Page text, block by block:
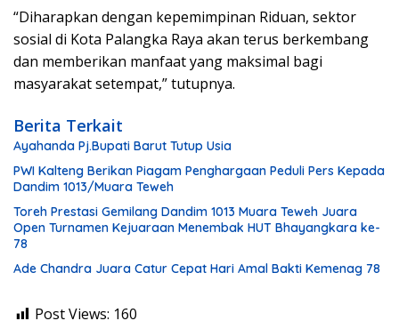
“Diharapkan dengan kepemimpinan Riduan, sektor
sosial di Kota Palangka Raya akan terus berkembang
dan memberikan manfaat yang maksimal bagi
masyarakat setempat,” tutupnya.
Berita Terkait
Ayahanda Pj.Bupati Barut Tutup Usia
PWI Kalteng Berikan Piagam Penghargaan Peduli Pers Kepada
Dandim 1013/Muara Teweh
Toreh Prestasi Gemilang Dandim 1013 Muara Teweh Juara
Open Turnamen Kejuaraan Menembak HUT Bhayangkara ke-
78
Ade Chandra Juara Catur Cepat Hari Amal Bakti Kemenag 78
Post Views: 160